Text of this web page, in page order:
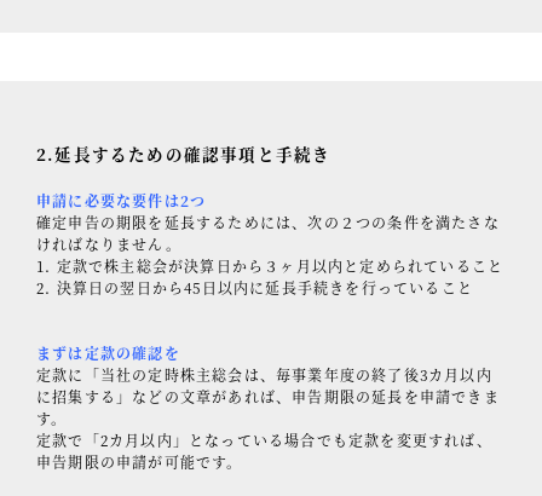
2.延長するための確認事項と手続き
申請に必要な要件は2つ
確定申告の期限を延長するためには、次の２つの条件を満たさな
ければなりません。
定款で株主総会が決算日から３ヶ月以内と定められていること
決算日の翌日から45日以内に延長手続きを行っていること
まずは定款の確認を
定款に「当社の定時株主総会は、毎事業年度の終了後3カ月以内
に招集する」などの文章があれば、申告期限の延長を申請できま
す。
定款で「2カ月以内」となっている場合でも定款を変更すれば、
申告期限の申請が可能です。